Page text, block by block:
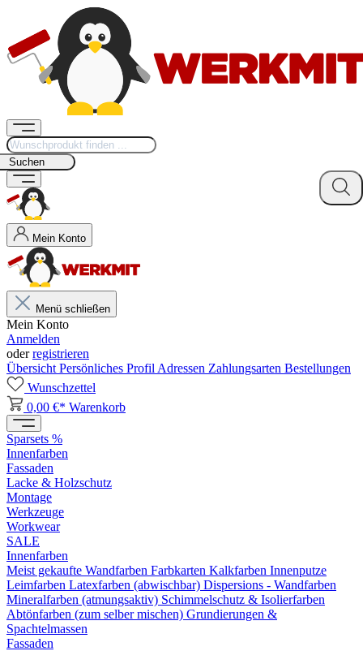
Suchen
Mein Konto
Menü schließen
Mein Konto
Anmelden
oderregistrieren
Übersicht Persönliches Profil Adressen Zahlungsarten Bestellungen
Wunschzettel
0,00 €* Warenkorb
Sparsets %
Innenfarben
Fassaden
Lacke & Holzschutz
Montage
Werkzeuge
Workwear
SALE
Innenfarben
Meist gekaufte Wandfarben Farbkarten Kalkfarben Innenputze
Leimfarben Latexfarben (abwischbar) Dispersions - Wandfarben
Mineralfarben (atmungsaktiv) Schimmelschutz & Isolierfarben
Abtönfarben (zum selber mischen) Grundierungen &
Spachtelmassen
Fassaden